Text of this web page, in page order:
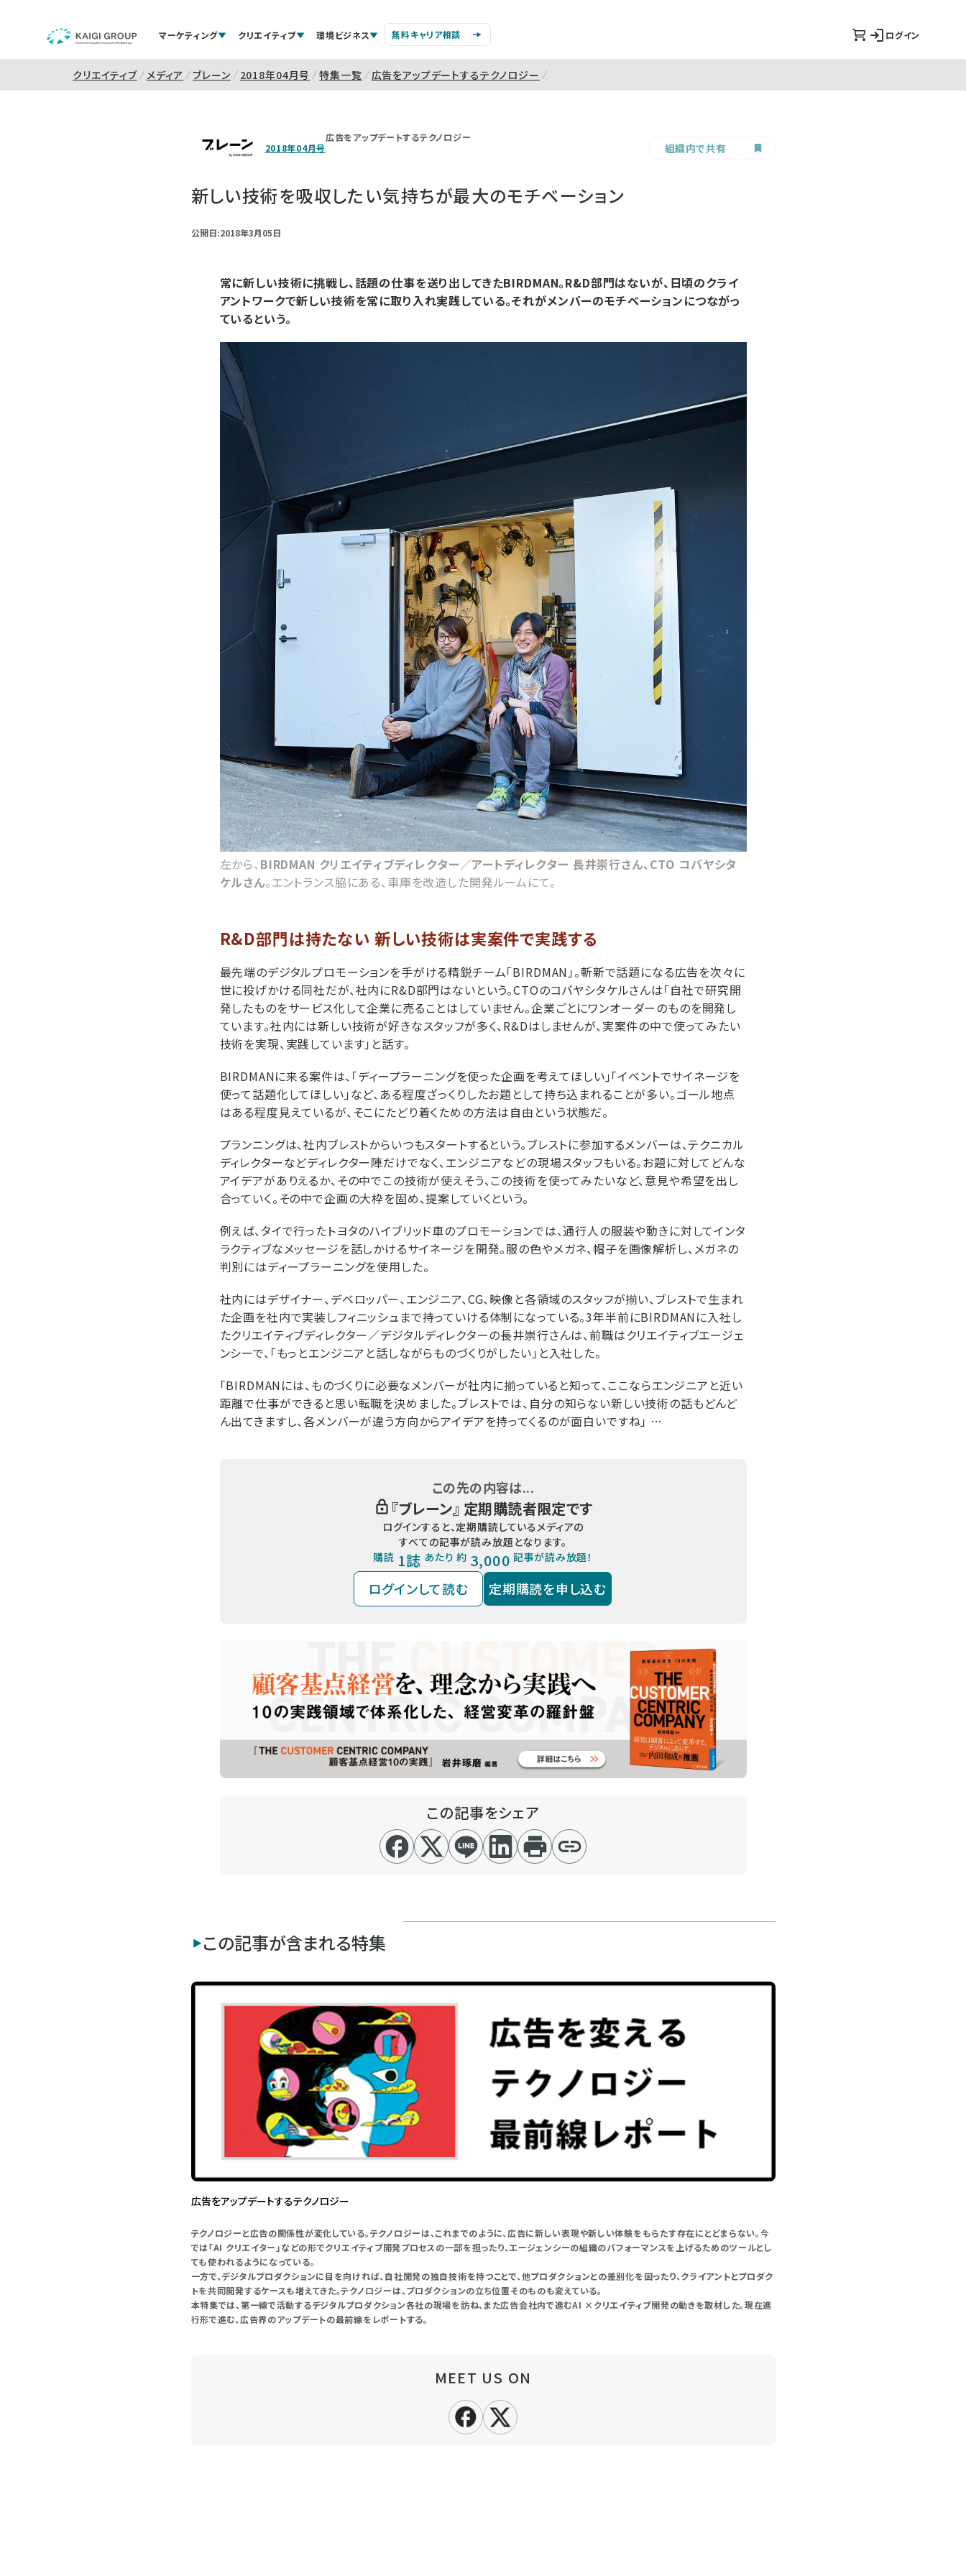
マーケティング クリエイティブ 環境ビジネス 無料キャリア相談 ログイン
クリエイティブ メディア ブレーン 2018年04月号 特集一覧 広告をアップデートするテクノロジー
2018年04月号
広告をアップデートするテクノロジー
組織内で共有
新しい技術を吸収したい気持ちが最大のモチベーション
公開日:2018年3月05日
常に新しい技術に挑戦し、話題の仕事を送り出してきたBIRDMAN。R&D部門はないが、日頃のクライ
アントワークで新しい技術を常に取り入れ実践している。それがメンバーのモチベーションにつながっ
ているという。
左から、 BIRDMAN クリエイティブディレクター／アートディレクター 長井崇行さん、CTO コバヤシタ
ケルさん。エントランス脇にある、車庫を改造した開発ルームにて。
R&D部門は持たない 新しい技術は実案件で実践する
最先端のデジタルプロモーションを手がける精鋭チーム「BIRDMAN」。斬新で話題になる広告を次々に
世に投げかける同社だが、社内にR&D部門はないという。CTOのコバヤシタケルさんは「自社で研究開
発したものをサービス化して企業に売ることはしていません。企業ごとにワンオーダーのものを開発し
ています。社内には新しい技術が好きなスタッフが多く、R&Dはしませんが、実案件の中で使ってみたい
技術を実現、実践しています」と話す。
BIRDMANに来る案件は、「ディープラーニングを使った企画を考えてほしい」「イベントでサイネージを
使って話題化してほしい」など、ある程度ざっくりしたお題として持ち込まれることが多い。ゴール地点
はある程度見えているが、そこにたどり着くための方法は自由という状態だ。
プランニングは、社内ブレストからいつもスタートするという。ブレストに参加するメンバーは、テクニカル
ディレクターなどディレクター陣だけでなく、エンジニアなどの現場スタッフもいる。お題に対してどんな
アイデアがありえるか、その中でこの技術が使えそう、この技術を使ってみたいなど、意見や希望を出し
合っていく。その中で企画の大枠を固め、提案していくという。
例えば、タイで行ったトヨタのハイブリッド車のプロモーションでは、通行人の服装や動きに対してインタ
ラクティブなメッセージを話しかけるサイネージを開発。服の色やメガネ、帽子を画像解析し、メガネの
判別にはディープラーニングを使用した。
社内にはデザイナー、デベロッパー、エンジニア、CG、映像と各領域のスタッフが揃い、ブレストで生まれ
た企画を社内で実装しフィニッシュまで持っていける体制になっている。3年半前にBIRDMANに入社し
たクリエイティブディレクター／デジタルディレクターの長井崇行さんは、前職はクリエイティブエージェ
ンシーで、「もっとエンジニアと話しながらものづくりがしたい」と入社した。
「BIRDMANには、ものづくりに必要なメンバーが社内に揃っていると知って、ここならエンジニアと近い
距離で仕事ができると思い転職を決めました。ブレストでは、自分の知らない新しい技術の話もどんど
ん出てきますし、各メンバーが違う方向からアイデアを持ってくるのが面白いですね」 …
この先の内容は...
『ブレーン』 定期購読者限定です
ログインすると、定期購読しているメディアの
すべての記事が読み放題となります。
購読 1誌 あたり 約 3,000 記事が読み放題！
ログインして読む 定期購読を申し込む
この記事をシェア
この記事が含まれる特集
広告をアップデートするテクノロジー
テクノロジーと広告の関係性が変化している。テクノロジーは、これまでのように、広告に新しい表現や新しい体験をもらたす存在にとどまらない。今
では「AI クリエイター」などの形でクリエイティブ開発プロセスの一部を担ったり、エージェンシーの組織のパフォーマンスを上げるためのツールとし
ても使われるようになっている。
一方で、デジタルプロダクションに目を向ければ、自社開発の独自技術を持つことで、他プロダクションとの差別化を図ったり、クライアントとプロダク
トを共同開発するケースも増えてきた。テクノロジーは、プロダクションの立ち位置そのものも変えている。
本特集では、第一線で活動するデジタルプロダクション各社の現場を訪ね、また広告会社内で進むAI ×クリエイティブ開発の動きを取材した。現在進
行形で進む、広告界のアップデートの最前線をレポートする。
MEET US ON